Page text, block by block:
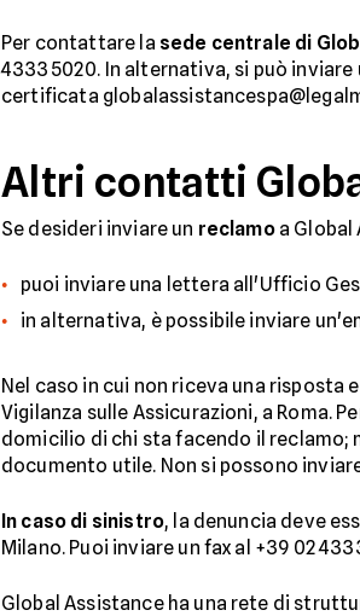
Per contattare la sede centrale di
43335020. In alternativa, si può
certificata
Altri contatti
Se desideri inviare un reclamoa Global
puoi inviare una lettera all'Ufficio
in alternativa, è possibile inviare
Nel caso in cui non riceva una
Vigilanza sulle Assicurazioni, a Roma.
domicilio di chi sta facendo il reclamo;
documento utile. Non si possono
In caso di sinistro, la denuncia deve
Milano. Puoi inviare un fax al +39 02
Global Assistance ha una rete di